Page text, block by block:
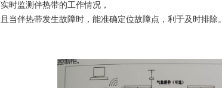
时监测伴热带的工作情况，
当伴热带发生故障时，能准确定位故障点，利于及时排除。